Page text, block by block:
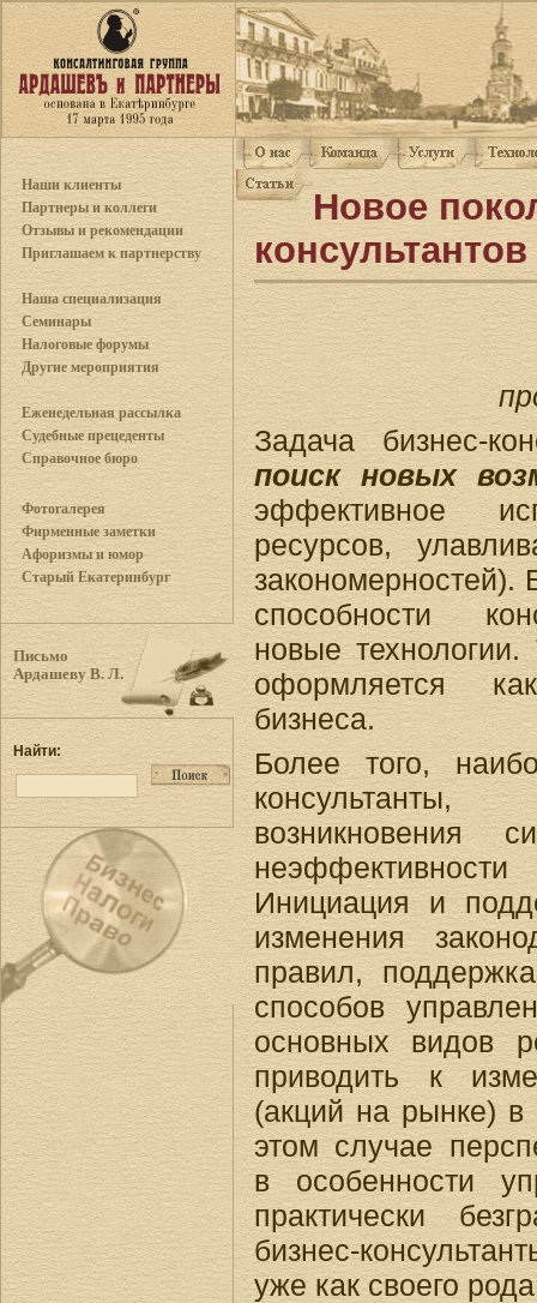
Наши клиенты
Партнеры и коллеги
Отзывы и рекомендации
Приглашаем к партнерству
Наша специализация
Семинары
Налоговые форумы
Другие мероприятия
Еженедельная рассылка
Судебные прецеденты
Справочное бюро
Фотогалерея
Фирменные заметки
Афоризмы и юмор
Старый Екатеринбург
Письмо
Ардашеву В. Л.
Найти:
Новое
консультантов
Задача бизнес-
поиск новых
эффективное
ресурсов,
закономерностей).
способности
новые
оформляется
бизнеса.
Более того,
возникновения
Инициация и
изменения
правил,
способов
основных видов
приводить к
(акций на рынке) в
этом случае
в особенности
практически
бизнес-
уже как своего